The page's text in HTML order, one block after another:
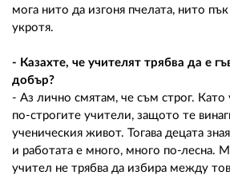
мога нито да изгоня пчелата, нито
укротя.
- Казахте, че учителят трябва да е
добър?
- Аз лично смятам, че съм строг. Като
по-строгите учители, защото те
ученическия живот. Тогава децата
и работата е много, много по-лесна.
учител не трябва да избира между